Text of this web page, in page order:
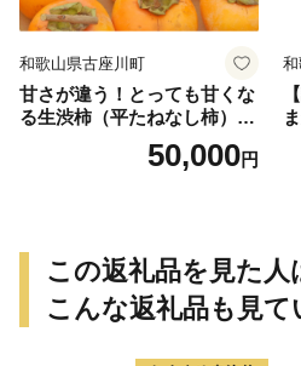
和歌山県古座川町
甘さが違う！とっても甘くな
る生渋柿（平たねなし柿）吊
ップ付約14.5～15kg 約60～
50,000円
この返礼品を見た人
こんな返礼品も見て